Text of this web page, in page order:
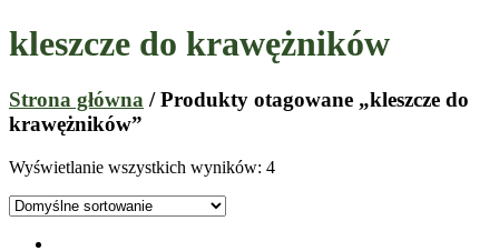
kleszcze do krawężników
Strona główna / Produkty otagowane „kleszcze do
krawężników”
Wyświetlanie wszystkich wyników: 4